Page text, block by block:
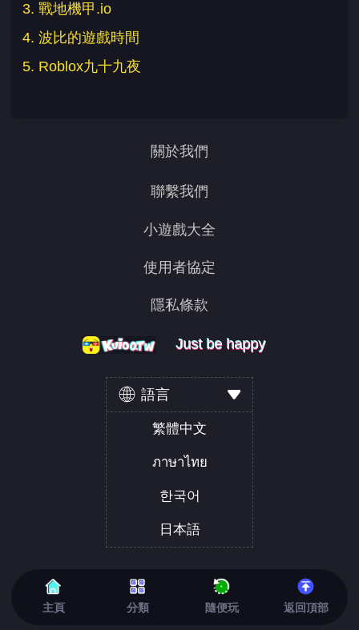
3. 戰地機甲.io
4. 波比的遊戲時間
5. Roblox九十九夜
關於我們
聯繫我們
小遊戲大全
使用者協定
隱私條款
Just be happy
Just be happy
Just be happy
語言
繁體中文
ภาษาไทย
한국어
日本語
主頁 分類 隨便玩 返回頂部